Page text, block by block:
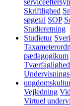
serviceeftersyn
Skriftlighed
søgetal SOP
Studieretning
Studietur
pædagogikum
Tværfaglighed
Vejledning
Virtuel